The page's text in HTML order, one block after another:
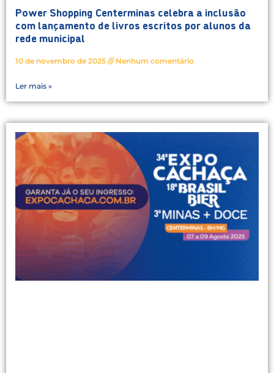
Power Shopping Centerminas celebra a inclusão
com lançamento de livros escritos por alunos da
rede municipal
10 de novembro de 2025 Nenhum comentário
Ler mais »